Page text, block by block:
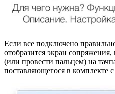
Если все подключено
отобразится экран сопряжения,
(или провести пальцем) на
поставляющегося в комплекте